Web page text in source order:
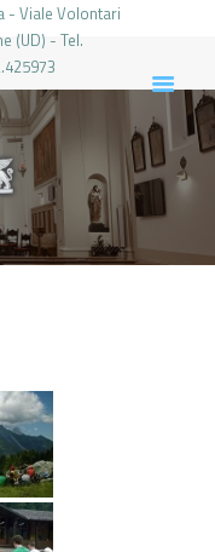
- Viale Volontari
(UD) - Tel.
UDINE